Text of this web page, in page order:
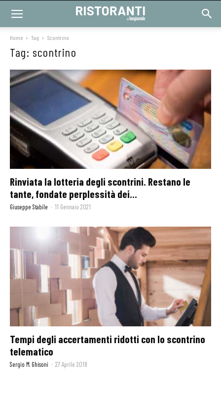
Home Tag Scontrino
Tag: scontrino
Rinviata la lotteria degli scontrini. Restano le
tante, fondate perplessità dei...
Giuseppe Stabile - 11 Gennaio 2021
Tempi degli accertamenti ridotti con lo scontrino
telematico
Sergio M. Ghisoni - 27 Aprile 2018